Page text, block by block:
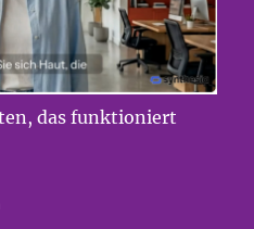
das funktioniert